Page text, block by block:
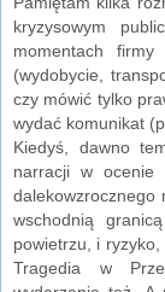
kryzysowym
momentach
(wydobycie,
czy mówić tylko
wydać komunikat
Kiedyś, dawno
narracji w ocenie
dalekowzrocznego
wschodnią
powietrzu, i
Tragedia w